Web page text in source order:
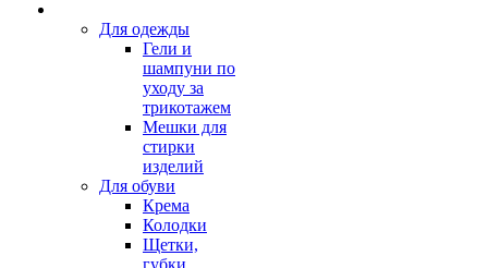
Для одежды
Гели и
шампуни по
уходу за
трикотажем
Мешки для
стирки
изделий
Для обуви
Крема
Колодки
Щетки,
губки